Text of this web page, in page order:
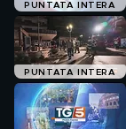
PUNTATA INTERA
PUNTATA INTERA